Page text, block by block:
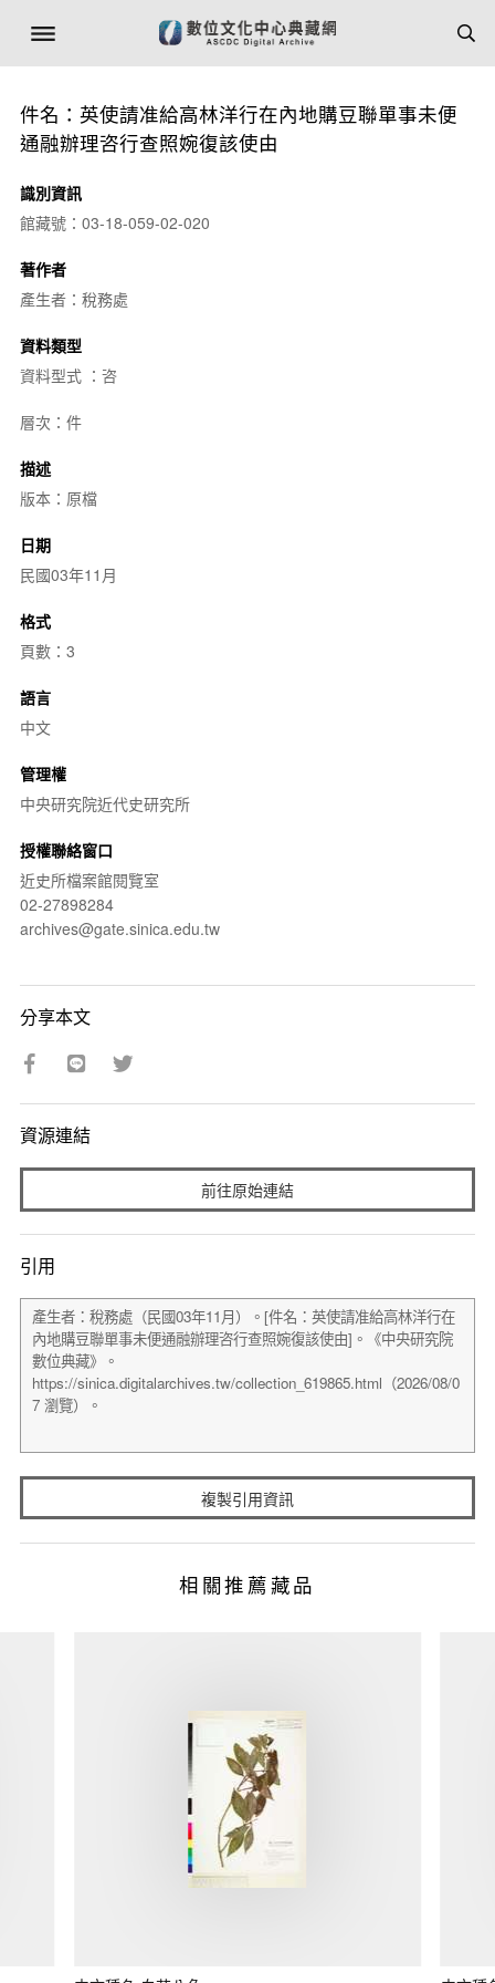
件名：英使請准給高林洋行在內地購豆聯單事未便
通融辦理咨行查照婉復該使由
識別資訊
館藏號：03-18-059-02-020
著作者
產生者：稅務處
資料類型
資料型式 ：咨
層次：件
描述
版本：原檔
日期
民國03年11月
格式
頁數：3
語言
中文
管理權
中央研究院近代史研究所
授權聯絡窗口
近史所檔案館閱覽室
02-27898284
archives@gate.sinica.edu.tw
分享本文
資源連結
前往原始連結
引用
複製引用資訊
相關推薦藏品